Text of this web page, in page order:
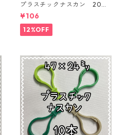
プラスチックナスカン 20本
入り【PK-20】
¥106
12%OFF